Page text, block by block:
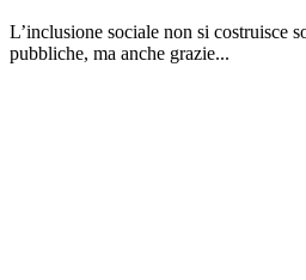
L’inclusione sociale non si costruisce
pubbliche, ma anche grazie...